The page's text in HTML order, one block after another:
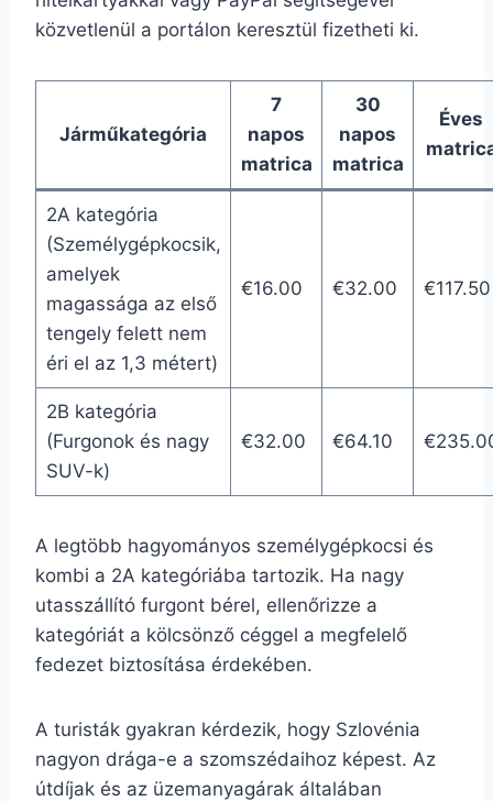
közvetlenül a portálon keresztül fizetheti ki.
Járműkategória
7
napos
matrica
30
napos
matrica
Éves
2A kategória
(Személygépkocsik,
amelyek
magassága az első
tengely felett nem
éri el az 1,3 métert)
€16.00 €32.00 €117.50
2B kategória
(Furgonok és nagy
SUV-k)
€32.00 €64.10
A legtöbb hagyományos személygépkocsi és
kombi a 2A kategóriába tartozik. Ha nagy
utasszállító furgont bérel, ellenőrizze a
kategóriát a kölcsönző céggel a megfelelő
fedezet biztosítása érdekében.
A turisták gyakran kérdezik, hogy Szlovénia
nagyon drága-e a szomszédaihoz képest. Az
útdíjak és az üzemanyagárak általában